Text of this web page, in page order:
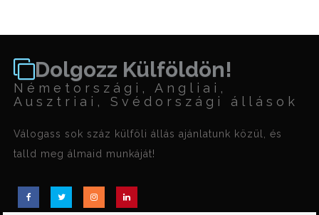
Dolgozz Külföldön!
Németországi, Angliai,
Ausztriai, Svédországi állások
Válogass sok száz külföli állás ajánlatunk közül, és
talld meg álmaid munkáját!